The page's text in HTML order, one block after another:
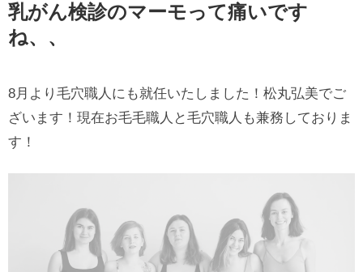
乳がん検診のマーモって痛いです
ね、、
8月より毛穴職人にも就任いたしました！松丸弘美でご
ざいます！現在お毛毛職人と毛穴職人も兼務しておりま
す！